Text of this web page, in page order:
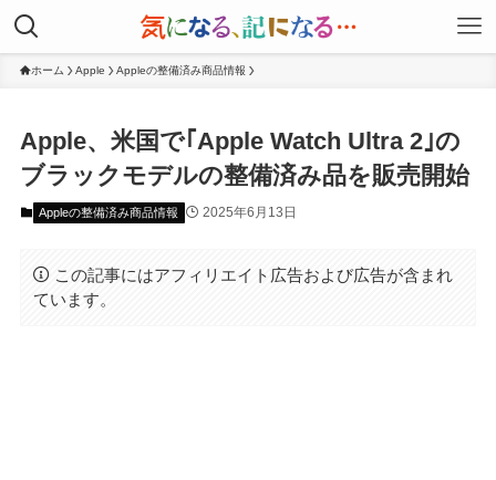
ホーム Apple Appleの整備済み商品情報
Apple、米国で｢Apple Watch Ultra 2｣の
ブラックモデルの整備済み品を販売開始
Appleの整備済み商品情報 2025年6月13日
この記事にはアフィリエイト広告および広告が含まれ
ています。